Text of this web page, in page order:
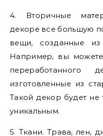
4. Вторичные
декоре все большую
вещи, созданные из
Например, вы можете
переработанного
изготовленные из
Такой декор будет не
уникальным.
5. Ткани. Трава, лен,